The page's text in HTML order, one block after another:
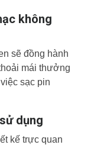
không
sẽ đồng hành
mái thưởng
sạc pin
dụng
kế trực quan